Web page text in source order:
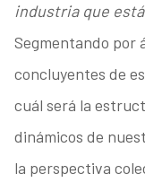
industria que
Segmentando por
concluyentes de
cuál será la
dinámicos de
la perspectiva